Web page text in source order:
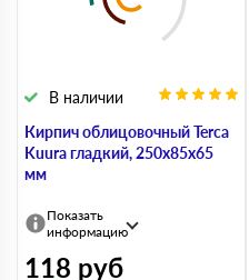
Кирпич облицовочный Terca
Kuura гладкий, 250х85х65
мм
В наличии
Показать
информацию
118 руб